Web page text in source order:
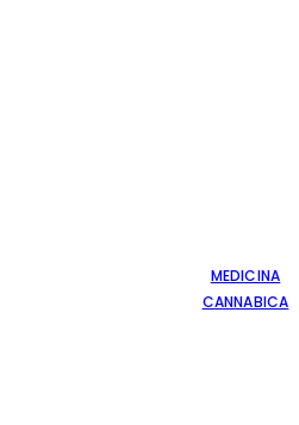
MEDICINA
CANNABICA